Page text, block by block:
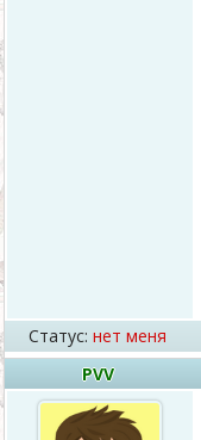
Статус: нет меня
PVV